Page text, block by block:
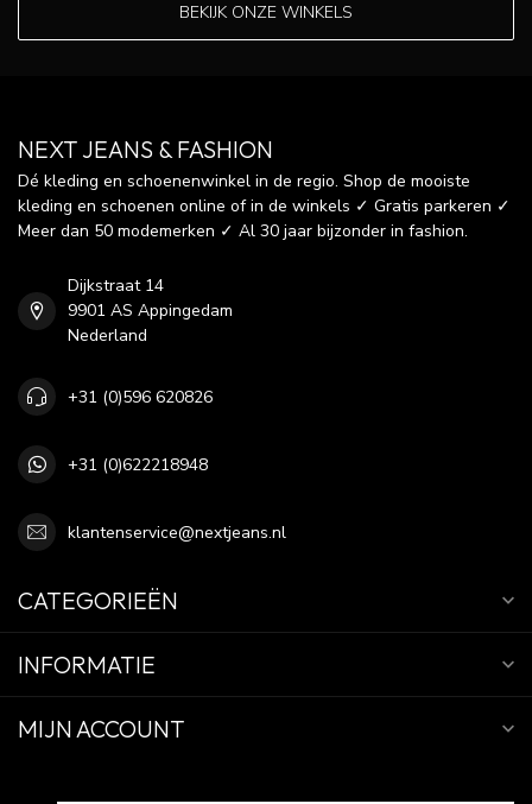
BEKIJK ONZE WINKELS
NEXT JEANS & FASHION
Dé kleding en schoenenwinkel in de regio. Shop de mooiste
kleding en schoenen online of in de winkels ✓ Gratis parkeren ✓
Meer dan 50 modemerken ✓ Al 30 jaar bijzonder in fashion.
Dijkstraat 14
9901 AS Appingedam
Nederland
+31 (0)596 620826
+31 (0)622218948
klantenservice@nextjeans.nl
CATEGORIEËN
INFORMATIE
MIJN ACCOUNT